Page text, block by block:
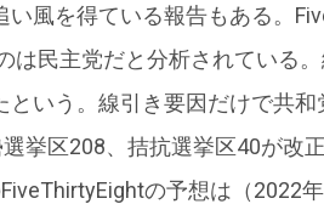
風を得ている報告もある。
民主党だと分析されている
いう。線引き要因だけで共
挙区208、拮抗選挙区40が改
の予想は（2022